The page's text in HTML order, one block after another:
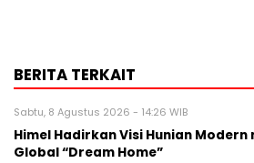
BERITA TERKAIT
Sabtu, 8 Agustus 2026 - 14:26 WIB
Himel Hadirkan Visi Hunian
Global “Dream Home”